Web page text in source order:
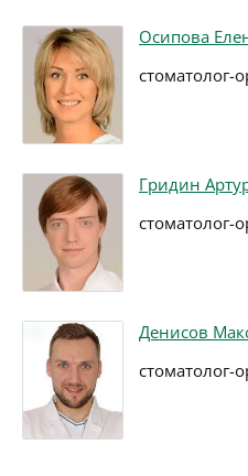
Осипова
стоматолог-
Гридин
стоматолог-
Денисов
стоматолог-